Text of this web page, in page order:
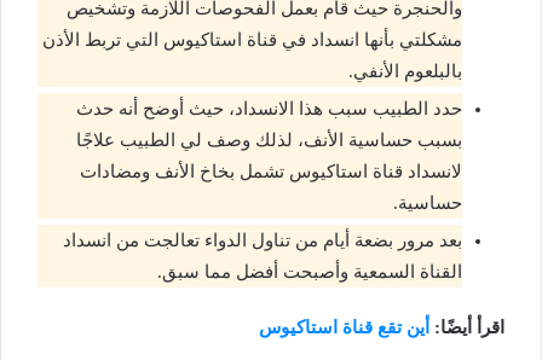
والحنجرة حيث قام بعمل الفحوصات اللازمة وتشخيص
مشكلتي بأنها انسداد في قناة استاكيوس التي تربط الأذن
بالبلعوم الأنفي.
حدد الطبيب سبب هذا الانسداد، حيث أوضح أنه حدث
بسبب حساسية الأنف، لذلك وصف لي الطبيب علاجًا
لانسداد قناة استاكيوس تشمل بخاخ الأنف ومضادات
حساسية.
بعد مرور بضعة أيام من تناول الدواء تعالجت من انسداد
القناة السمعية وأصبحت أفضل مما سبق.
اقرأ أيضًا: أين تقع قناة استاكيوس